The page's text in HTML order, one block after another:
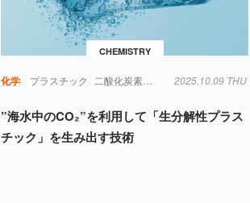
CHEMISTRY
化学 プラスチック 二酸化炭素 地球 微生物 気象
2025.10.09 THU
”海水中のCO₂”を利用して「生分解性プラス
チック」を生み出す技術